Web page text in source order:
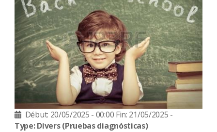
Début: 20/05/2025 - 00:00 Fin: 21/05/2025 -
Type: Divers(Pruebas diagnósticas)